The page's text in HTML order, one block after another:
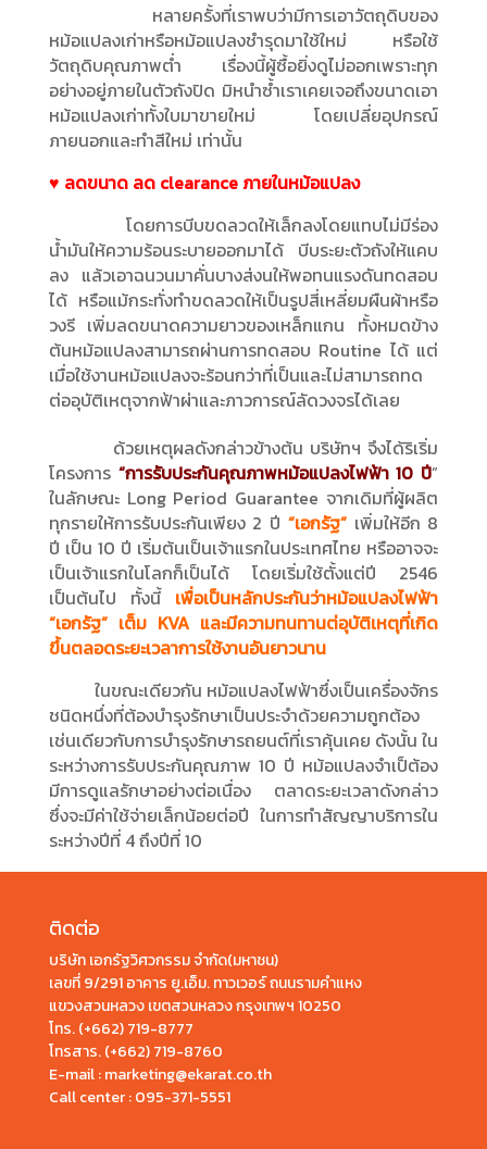
หลายครั้งที่เราพบว่ามีการเอาวัตถุดิบของ
หม้อแปลงเก่าหรือหม้อแปลงชำรุดมาใช้ใหม่ หรือใช้
วัตถุดิบคุณภาพต่ำ เรื่องนี้ผู้ซื้อยิ่งดูไม่ออกเพราะทุก
อย่างอยู่ภายในตัวถังปิด มิหนำซ้ำเราเคยเจอถึงขนาดเอา
หม้อแปลงเก่าทั้งใบมาขายใหม่ โดยเปลี่ยอุปกรณ์
ภายนอกและทำสีใหม่ เท่านั้น
♥ ลดขนาด ลด clearance ภายในหม้อแปลง
โดยการบีบขดลวดให้เล็กลงโดยแทบไม่มีร่อง
น้ำมันให้ความร้อนระบายออกมาได้ บีบระยะตัวถังให้แคบ
ลง แล้วเอาฉนวนมาคั่นบางส่งนให้พอทนแรงดันทดสอบ
ได้ หรือแม้กระทั่งทำขดลวดให้เป็นรูปสี่เหลี่ยมผืนผ้าหรือ
วงรี เพิ่มลดขนาดความยาวของเหล็กแกน ทั้งหมดข้าง
ต้นหม้อแปลงสามารถผ่านการทดสอบ Routine ได้ แต่
เมื่อใช้งานหม้อแปลงจะร้อนกว่าที่เป็นและไม่สามารถทด
ต่ออุบัติเหตุจากฟ้าผ่าและภาวการณ์ลัดวงจรได้เลย
ด้วยเหตุผลดังกล่าวข้างต้น บริษัทฯ จึงได้ริเริ่ม
โครงการ “การรับประกันคุณภาพหม้อแปลงไฟฟ้า 10 ปี”
ในลักษณะ Long Period Guarantee จากเดิมที่ผู้ผลิต
ทุกรายให้การรับประกันเพียง 2 ปี “เอกรัฐ”เพิ่มให้อีก 8
ปี เป็น 10 ปี เริ่มต้นเป็นเจ้าแรกในประเทศไทย หรืออาจจะ
เป็นเจ้าแรกในโลกก็เป็นได้ โดยเริ่มใช้ตั้งแต่ปี 2546
เป็นต้นไป ทั้งนี้ เพื่อเป็นหลักประกันว่าหม้อแปลงไฟฟ้า
“เอกรัฐ” เต็ม KVA และมีความทนทานต่อุบัติเหตุที่เกิด
ขึ้นตลอดระยะเวลาการใช้งานอันยาวนาน
ในขณะเดียวกัน หม้อแปลงไฟฟ้าซึ่งเป็นเครื่องจักร
ชนิดหนึ่งที่ต้องบำรุงรักษาเป็นประจำด้วยความถูกต้อง
เช่นเดียวกับการบำรุงรักษารถยนต์ที่เราคุ้นเคย ดังนั้น ใน
ระหว่างการรับประกันคุณภาพ 10 ปี หม้อแปลงจำเป็ต้อง
มีการดูแลรักษาอย่างต่อเนื่อง ตลาดระยะเวลาดังกล่าว
ซึ่งจะมีค่าใช้จ่ายเล็กน้อยต่อปี ในการทำสัญญาบริการใน
ระหว่างปีที่ 4 ถึงปีที่ 10
ติดต่อ
บริษัท เอกรัฐวิศวกรรม จำกัด(มหาชน)
เลขที่ 9/291 อาคาร ยู.เอ็ม. ทาวเวอร์ ถนนรามคำแหง
แขวงสวนหลวง เขตสวนหลวง กรุงเทพฯ 10250
โทร.(+662) 719-8777
โทรสาร. (+662) 719-8760
E-mail : marketing@ekarat.co.th
Call center :095-371-5551